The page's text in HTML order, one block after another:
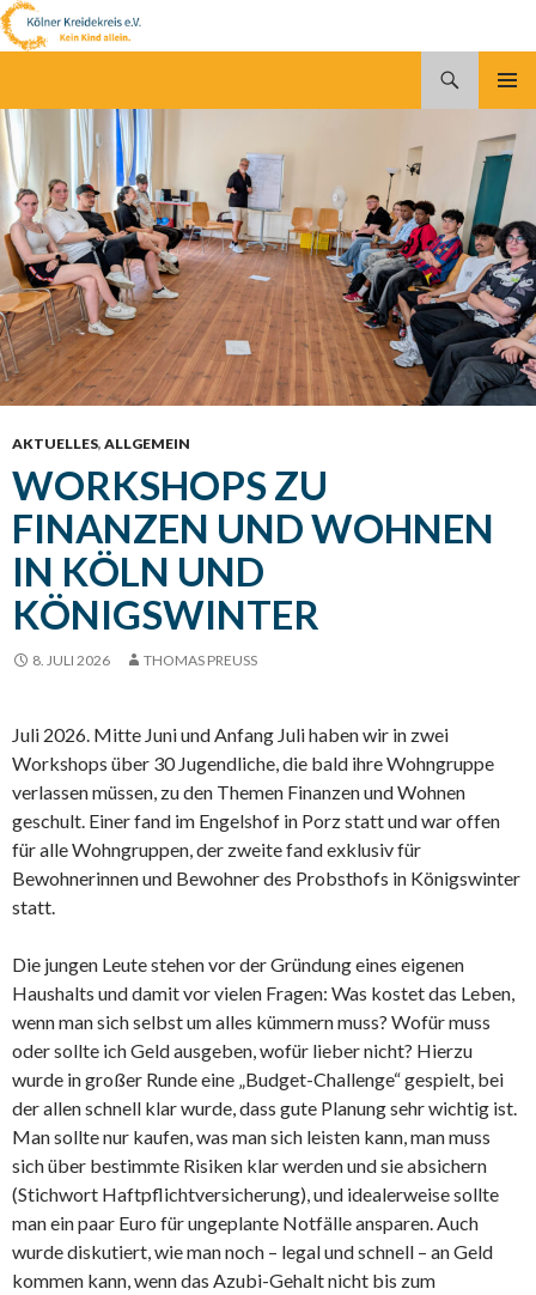
MENÜ
ZUM
INHALT
AKTUELLES, ALLGEMEIN
WORKSHOPS ZU
FINANZEN UND WOHNEN
IN KÖLN UND
KÖNIGSWINTER
8. JULI 2026 THOMAS PREUSS
Juli 2026. Mitte Juni und Anfang Juli haben wir in zwei
Workshops über 30 Jugendliche, die bald ihre Wohngruppe
verlassen müssen, zu den Themen Finanzen und Wohnen
geschult. Einer fand im Engelshof in Porz statt und war offen
für alle Wohngruppen, der zweite fand exklusiv für
Bewohnerinnen und Bewohner des Probsthofs in Königswinter
statt.
Die jungen Leute stehen vor der Gründung eines eigenen
Haushalts und damit vor vielen Fragen: Was kostet das Leben,
wenn man sich selbst um alles kümmern muss? Wofür muss
oder sollte ich Geld ausgeben, wofür lieber nicht? Hierzu
wurde in großer Runde eine „Budget-Challenge“ gespielt, bei
der allen schnell klar wurde, dass gute Planung sehr wichtig ist.
Man sollte nur kaufen, was man sich leisten kann, man muss
sich über bestimmte Risiken klar werden und sie absichern
(Stichwort Haftpflichtversicherung), und idealerweise sollte
man ein paar Euro für ungeplante Notfälle ansparen. Auch
wurde diskutiert, wie man noch – legal und schnell – an Geld
kommen kann, wenn das Azubi-Gehalt nicht bis zum